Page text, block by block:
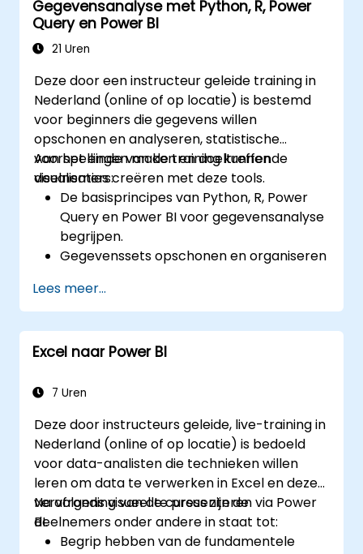
Gegevensanalyse met Python, R, Power
Query en Power BI
21 Uren
Deze door een instructeur geleide training in
Nederland (online of op locatie) is bestemd
voor beginners die gegevens willen
opschonen en analyseren, statistische
voorspellingen maken en doeltreffende
visualisaties creëren met deze tools.
Aan het einde van de training kunnen
deelnemers:
De basisprincipes van Python, R, Power
Query en Power BI voor gegevensanalyse
begrijpen.
Gegevenssets opschonen en organiseren
Statistische analyses uitvoeren en
voorspellingen maken met R.
Professionele dashboards en rapporten
ontwikkelen met Power BI.
integreren en analyseren.
Lees meer...
Excel naar Power BI
7 Uren
Deze door instructeurs geleide, live-training in
Nederland (online of op locatie) is bedoeld
voor data-analisten die technieken willen
leren om data te verwerken in Excel en deze
vervolgens visueel te presenteren via Power
BI.
Na afronding van de cursus zijn de
deelnemers onder andere in staat tot:
Begrip hebben van de fundamentele